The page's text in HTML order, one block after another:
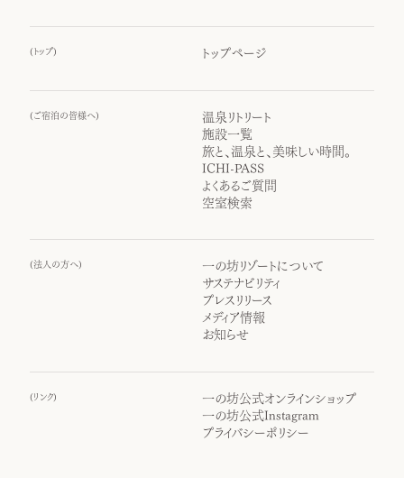
( トップ) トップページ
( ご宿泊の皆様へ)
温泉リトリート
施設一覧
旅と、温泉と、美味しい時間。
ICHI-PASS
よくあるご質問
空室検索
(法人の方へ)
一の坊リゾートについて
サステナビリティ
プレスリリース
メディア情報
お知らせ
( リンク)
一の坊公式オンラインショップ
一の坊公式Instagram
プライバシーポリシー